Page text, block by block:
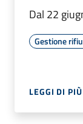
Dal 22
Gestione
LEGGI DI PIÙ